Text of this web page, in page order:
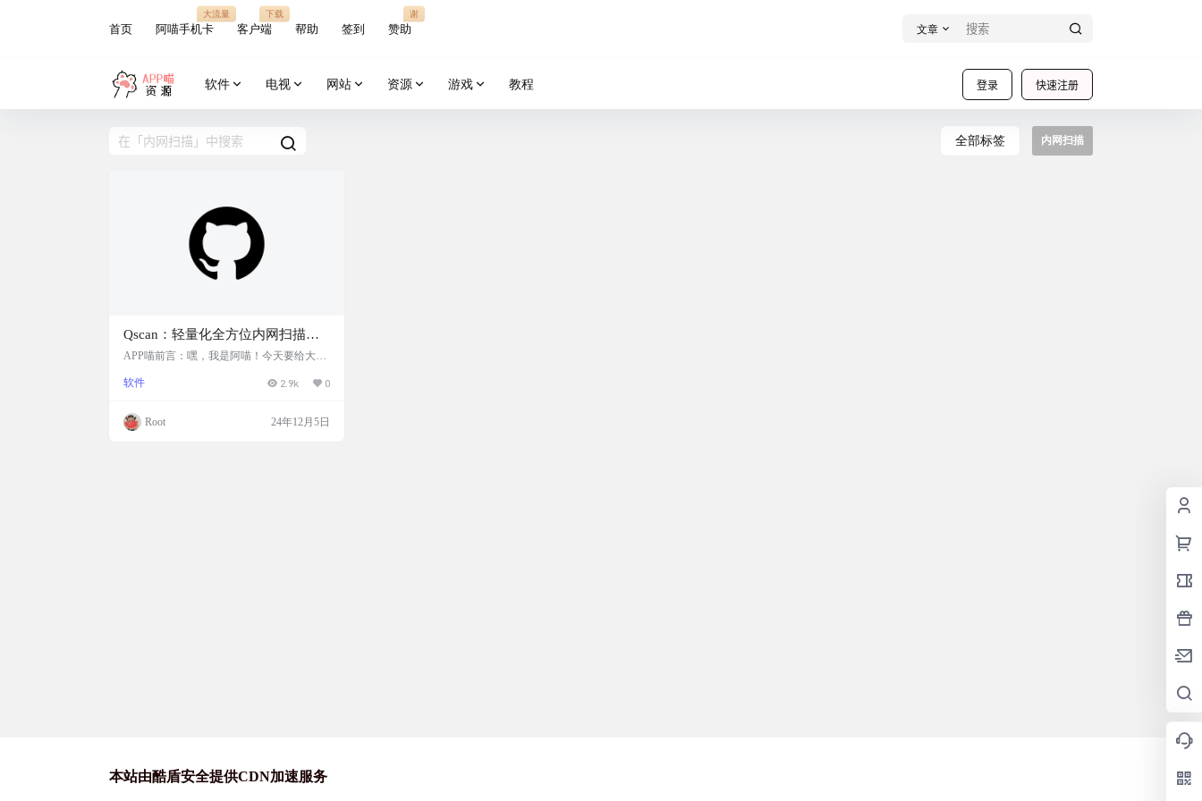
首页 阿喵手机卡
大流量
客户端
下载
帮助 签到 赞助
谢
文章
登录 快速注册
软件 电视 网站 资源 游戏 教程
全部标签 内网扫描
Qscan：轻量化全方位内网扫描
器，高效端口扫描与漏洞检测，支
等多种模式，具备多线程扫描和内
APP喵前言：嘿，我是阿喵！今天要给大家
需要对内网进行扫描，这个工具绝对能帮到
端口扫描和漏洞检测。支持TCP扫描、服务
识别、漏洞验证等多种模式，还支持多线程
软件 2.9k 0
Root 24年12月5日
本站由酷盾安全提供CDN加速服务